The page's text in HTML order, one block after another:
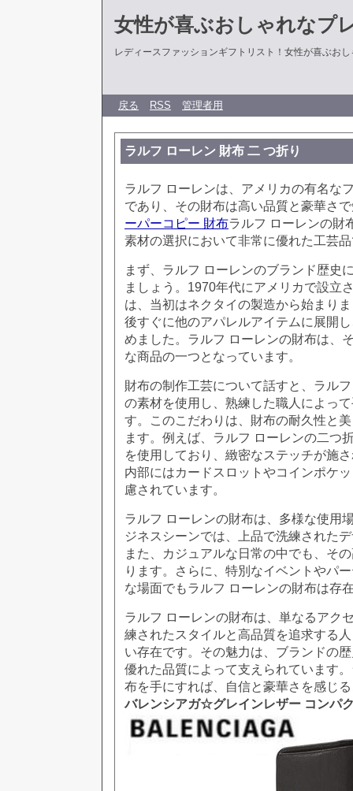
女性が喜ぶおしゃれなプ
レディースファッションギフトリスト！女性が喜ぶお
戻る RSS 管理者用
ラルフ ローレン 財布 二 つ折り
ラルフ ローレンは、アメリカの有名な
であり、その財布は高い品質と豪華さ
ーパーコピー 財布ラルフ ローレンの財
素材の選択において非常に優れた工芸
まず、ラルフ ローレンのブランド歴史
ましょう。1970年代にアメリカで設立
は、当初はネクタイの製造から始まり
後すぐに他のアパレルアイテムに展開
めました。ラルフ ローレンの財布は、
な商品の一つとなっています。
財布の制作工芸について話すと、ラル
の素材を使用し、熟練した職人によっ
す。このこだわりは、財布の耐久性と
ます。例えば、ラルフ ローレンの二つ
を使用しており、緻密なステッチが施
内部にはカードスロットやコインポケ
慮されています。
ラルフ ローレンの財布は、多様な使用
ジネスシーンでは、上品で洗練された
また、カジュアルな日常の中でも、そ
ります。さらに、特別なイベントやパ
な場面でもラルフ ローレンの財布は存
ラルフ ローレンの財布は、単なるアク
練されたスタイルと高品質を追求する
い存在です。その魅力は、ブランドの
優れた品質によって支えられています
布を手にすれば、自信と豪華さを感じ
バレンシアガ☆グレインレザー コンパ